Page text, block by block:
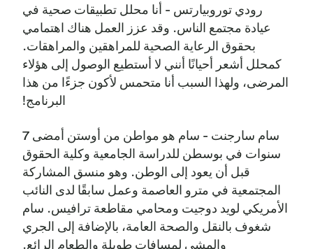
رودي توروبيارتس - أنا محلل تطبيقات صحية في
عيادة مجتمع الناس. وقد عزز العمل هناك اهتمامي
بحقوق الرعاية الصحية للمراهقين والمراهقات.
كمحلل أشعر أحيانًا أنني لا أستطيع الوصول إلى هؤلاء
المرضى، ولهذا السبب أنا متحمس لأكون جزءًا من هذا
البرنامج!
سام سارجنت - سام هو مواطن من أوستن أمضى 7
سنوات في بوسطن للدراسة الجامعية وكلية الحقوق
قبل أن يعود إلى الوطن. وهو منسق المشاركة
المجتمعية في مترو العاصمة وعمل سابقًا لدى النائب
الأمريكي لويد دوجيت ومحامي مقاطعة ترافيس. سام
شغوف بالنقل والصحة العامة، بالإضافة إلى الجري
والمشي لمسافات طويلة والطعام الرائع.